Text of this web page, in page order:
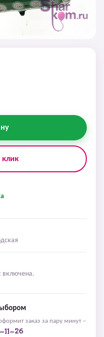
клик
включена.
заказ за пару минут –
11-26